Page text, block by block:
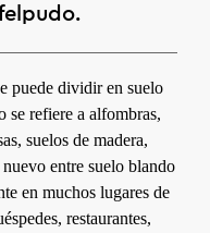
puede dividir en suelo
se refiere a alfombras,
suelos de madera,
entre suelo blando
en muchos lugares de
restaurantes,